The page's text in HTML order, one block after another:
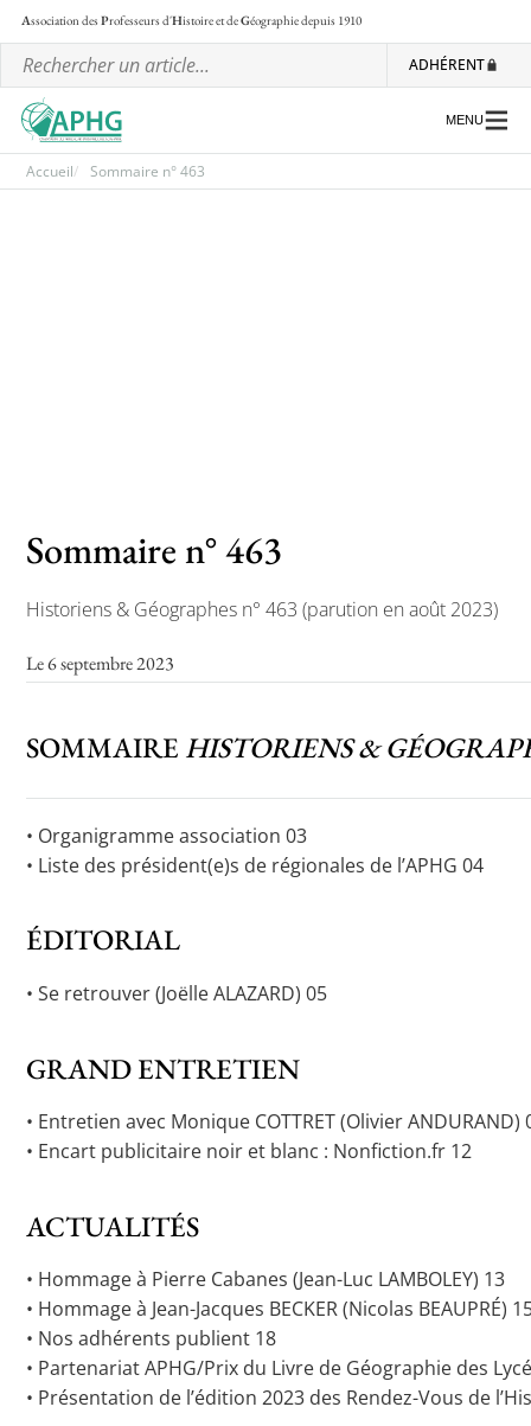
Association desProfesseurs d'Histoire et deGéographiedepuis 1910
ADHÉRENT
Toutes les actualités
Les rendez-vous de l’APHG
Concours scolaires
Conférences, tables rondes
Critique d’ouvrages publiés
MENU
Accueil Sommaire n° 463
Sommaire n° 463
Historiens & Géographes n° 463 (parution en août 2023)
Le 6 septembre 2023
SOMMAIRE HISTORIENS &
• Organigramme association 03
• Liste des président(e)s de régionales de l’APHG 04
ÉDITORIAL
• Se retrouver (Joëlle ALAZARD) 05
GRAND ENTRETIEN
• Entretien avec Monique COTTRET (Olivier ANDURAND)
• Encart publicitaire noir et blanc : Nonfiction.fr 12
ACTUALITÉS
• Hommage à Pierre Cabanes (Jean-Luc LAMBOLEY) 13
• Hommage à Jean-Jacques BECKER (Nicolas BEAUPRÉ)
• Nos adhérents publient 18
• Partenariat APHG/Prix du Livre de Géographie des
• Présentation de l’édition 2023 des Rendez-Vous de